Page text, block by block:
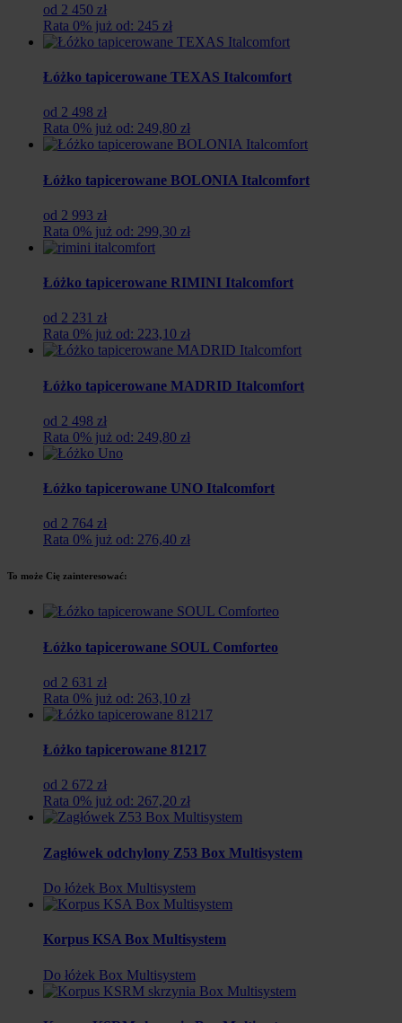
od 2 450 zł
Rata 0% już od: 245 zł
Łóżko tapicerowane TEXAS Italcomfort
od 2 498 zł
Rata 0% już od: 249,80 zł
Łóżko tapicerowane BOLONIA Italcomfort
od 2 993 zł
Rata 0% już od: 299,30 zł
Łóżko tapicerowane RIMINI Italcomfort
od 2 231 zł
Rata 0% już od: 223,10 zł
Łóżko tapicerowane MADRID Italcomfort
od 2 498 zł
Rata 0% już od: 249,80 zł
Łóżko tapicerowane UNO Italcomfort
od 2 764 zł
Rata 0% już od: 276,40 zł
To może Cię zainteresować:
Łóżko tapicerowane SOUL Comforteo
od 2 631 zł
Rata 0% już od: 263,10 zł
Łóżko tapicerowane 81217
od 2 672 zł
Rata 0% już od: 267,20 zł
Zagłówek odchylony Z53 Box Multisystem
Do łóżek Box Multisystem
Korpus KSA Box Multisystem
Do łóżek Box Multisystem